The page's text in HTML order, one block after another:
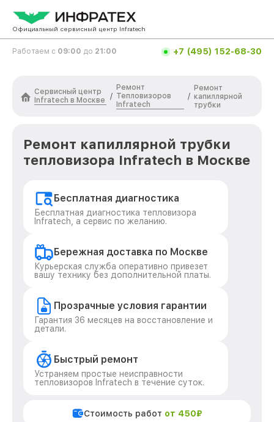
Официальный сервисный центр Infratech
Работаем с 09:00 до 21:00 +7 (495) 152-68-30
Сервисный центр
Infratech в Москве
/
Ремонт
Тепловизоров
Infratech
/
Ремонт
капиллярной
трубки
Ремонт капиллярной трубки
тепловизора Infratech в Москве
Бесплатная диагностика
Бесплатная диагностика тепловизора
Infratech, а сервис по желанию.
Бережная доставка по Москве
Курьерская служба оперативно привезет
вашу технику без дополнительной платы.
Прозрачные условия гарантии
Гарантия 36 месяцев на восстановление и
детали.
Быстрый ремонт
Устраняем простые неисправности
тепловизоров Infratech в течение суток.
Стоимость работ от 450₽